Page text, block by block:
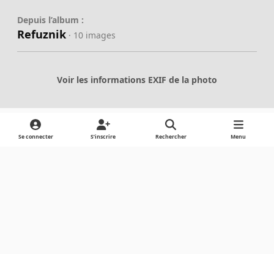
Depuis l’album :
Refuznik · 10 images
Voir les informations EXIF de la photo
Partager
Se connecter S’inscrire Rechercher Menu